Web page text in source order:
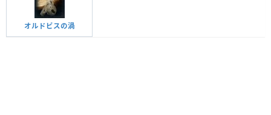
オルドビスの渦